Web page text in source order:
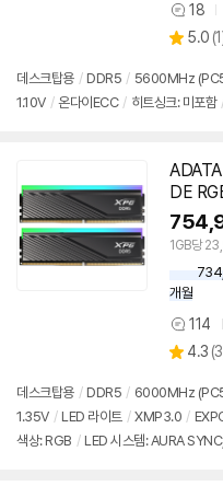
상
품
견
18
별
점
5.0 (
뷰
데스크탑용 / DDR5 / 5600MHz
1.10V / 온다이ECC / 히트싱크: 미포함
ADATA
DE
1GB당
개월
상
품
견
114
별
점
4.3 (
데스크탑용 / DDR5 / 6000MHz
1.35V / LED 라이트 / XMP3.0 /
색상: RGB / LED 시스템: AURA